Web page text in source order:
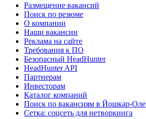
Размещение вакансий
Поиск по резюме
О компании
Наши вакансии
Реклама на сайте
Требования к ПО
Безопасный HeadHunter
HeadHunter API
Партнерам
Инвесторам
Каталог компаний
Поиск по вакансиям в Йошкар-Оле
Сетка: соцсеть для нетворкинга